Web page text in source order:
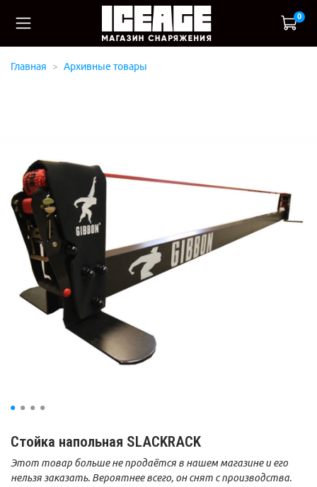
0
Главная Архивные товары
Стойка напольная SLACKRACK
Этот товар больше не продаётся в нашем магазине и его
нельзя заказать. Вероятнее всего, он снят с производства.